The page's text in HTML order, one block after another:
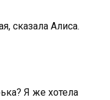
сказала Алиса.
Я же хотела